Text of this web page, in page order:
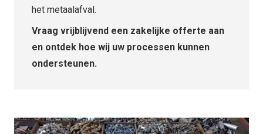
het metaalafval.
Vraag vrijblijvend een zakelijke offerte aan
en ontdek hoe wij uw processen kunnen
ondersteunen.